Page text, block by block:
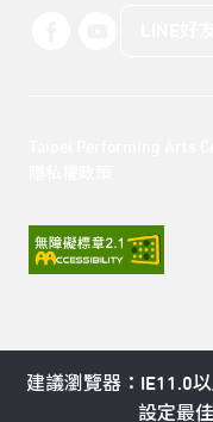
建議瀏覽器：IE11.0
設定最